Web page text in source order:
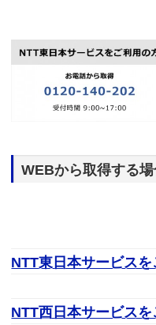
WEBから取得する
NTT東日本サービス
NTT西日本サービス